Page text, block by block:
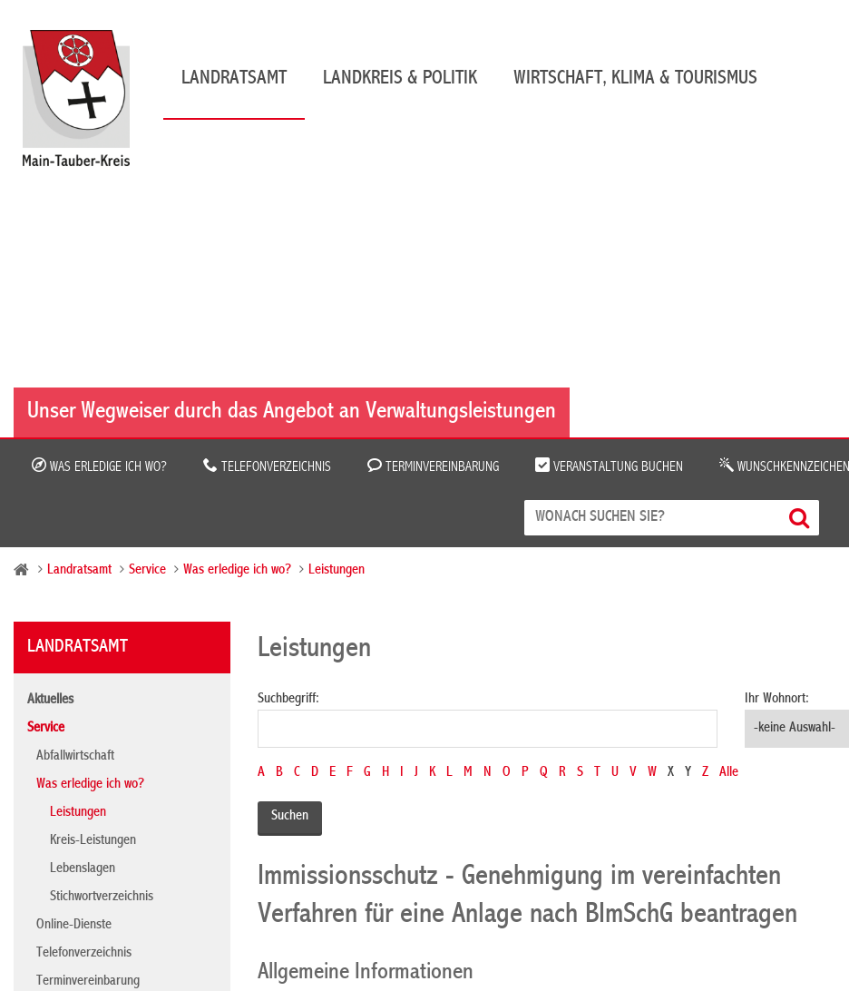
LANDRATSAMT LANDKREIS & POLITIK WIRTSCHAFT, KLIMA & TOURISMUS
Unser Wegweiser durch das Angebot an Verwaltungsleistungen
WAS ERLEDIGE ICH WO? TELEFONVERZEICHNIS TERMINVEREINBARUNG VERANSTALTUNG BUCHEN WUNSCHKENNZEICHEN
Landratsamt Service Was erledige ich wo? Leistungen
LANDRATSAMT
Aktuelles
Service
Abfallwirtschaft
Was erledige ich wo?
Leistungen
Kreis-Leistungen
Lebenslagen
Stichwortverzeichnis
Online-Dienste
Telefonverzeichnis
Terminvereinbarung
Leistungen
Suchbegriff: Ihr Wohnort:
A B C D E F G H I J K L M N O P Q R S T U V W X Y Z Alle
Immissionsschutz - Genehmigung im vereinfachten
Verfahren für eine Anlage nach BImSchG beantragen
Allgemeine Informationen